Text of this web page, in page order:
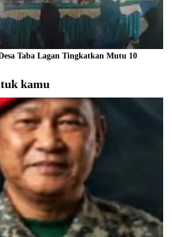
Taba Lagan Tingkatkan Mutu 10
kamu